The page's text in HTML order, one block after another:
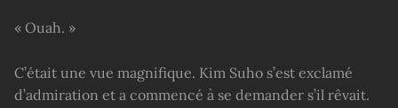
« Ouah. »
C’était une vue magnifique. Kim Suho s’est exclamé
d’admiration et a commencé à se demander s’il rêvait.